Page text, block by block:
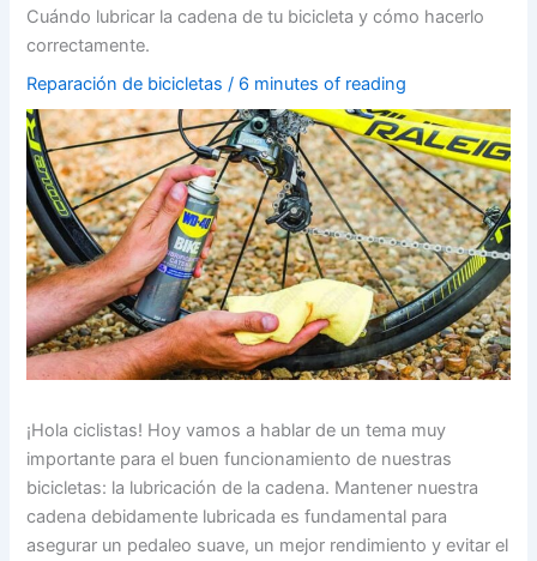
Cuándo lubricar la cadena de tu bicicleta y cómo hacerlo
correctamente.
Reparación de bicicletas / 6 minutes of reading
¡Hola ciclistas! Hoy vamos a hablar de un tema muy
importante para el buen funcionamiento de nuestras
bicicletas: la lubricación de la cadena. Mantener nuestra
cadena debidamente lubricada es fundamental para
asegurar un pedaleo suave, un mejor rendimiento y evitar el